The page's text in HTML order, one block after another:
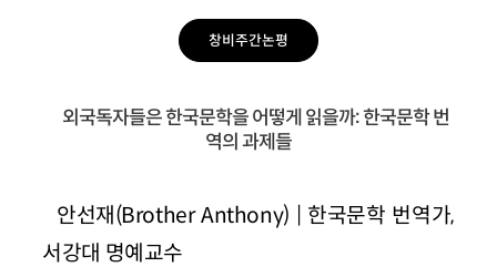
창비주간논평
외국독자들은 한국문학을 어떻게 읽을까: 한국문학 번
역의 과제들
안선재(Brother Anthony) | 한국문학 번역가,
서강대 명예교수